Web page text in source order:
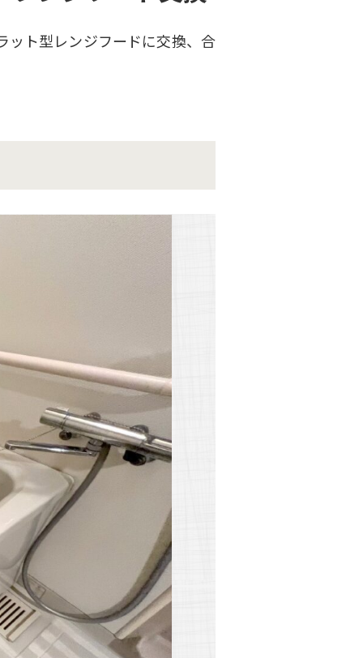
ット型レンジフードに交換、合